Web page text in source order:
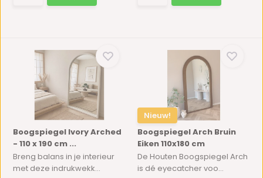
Boogspiegel Ivory Arched
- 110 x 190 cm ...
Breng balans in je interieur
met deze indrukwekk...
Nieuw!
Boogspiegel Arch Bruin
Eiken 110x180 cm
De Houten Boogspiegel Arch
is dé eyecatcher voo...